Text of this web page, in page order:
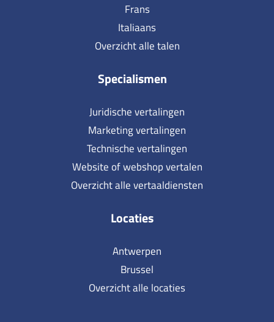
Frans
Italiaans
Overzicht alle talen
Specialismen
Juridische vertalingen
Marketing vertalingen
Technische vertalingen
Website of webshop vertalen
Overzicht alle vertaaldiensten
Locaties
Antwerpen
Brussel
Overzicht alle locaties